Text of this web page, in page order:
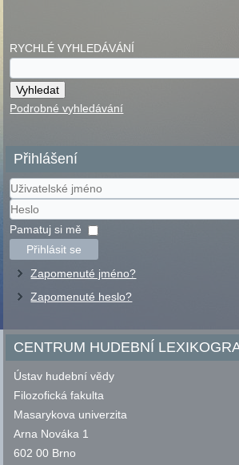
RYCHLÉ VYHLEDÁVÁNÍ
Podrobné vyhledávání
Přihlášení
Uživatelské
jméno
Heslo
Pamatuj si mě
Přihlásit se
Zapomenuté jméno?
Zapomenuté heslo?
CENTRUM HUDEBNÍ
Ústav hudební vědy
Filozofická fakulta
Masarykova univerzita
Arna Nováka 1
602 00 Brno